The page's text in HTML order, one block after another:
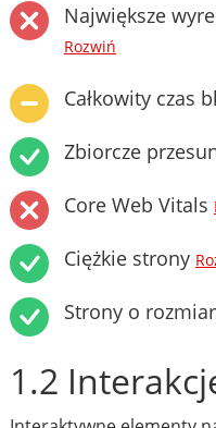
Największe
Rozwiń
Całkowity czas
Zbiorcze
Core Web Vitals
Ciężkie strony
Strony o
1.2